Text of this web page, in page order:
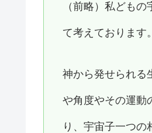
（前略）私ども
て考えております。
神から発せられる
や角度やその運動
り、宇宙子一つの